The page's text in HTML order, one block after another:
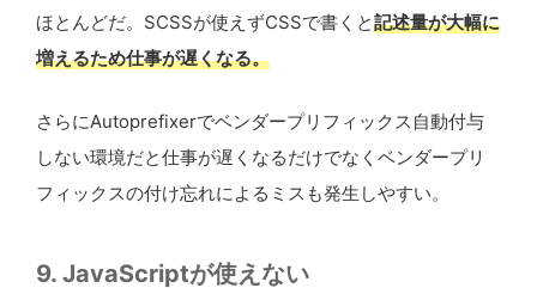
ほとんどだ。SCSSが使えずCSSで書くと記述量が大幅に
増えるため仕事が遅くなる。
さらにAutoprefixerでベンダープリフィックス自動付与
しない環境だと仕事が遅くなるだけでなくベンダープリ
フィックスの付け忘れによるミスも発生しやすい。
9. JavaScriptが使えない